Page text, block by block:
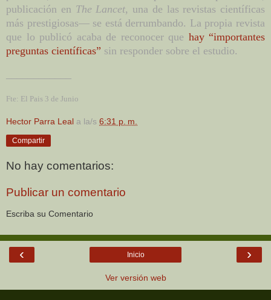
publicación en The Lancet, una de las revistas científicas
más prestigiosas— se está derrumbando. La propia revista
que lo publicó acaba de reconocer que hay “importantes
preguntas científicas” sin responder sobre el estudio.
Fte: El Pais 3 de Junio
Hector Parra Leal a la/s 6:31 p. m.
Compartir
No hay comentarios:
Publicar un comentario
Escriba su Comentario
‹ ›
Inicio
Ver versión web